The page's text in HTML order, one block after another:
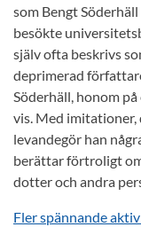
som Bengt
besökte
själv ofta beskrivs
deprimerad
Söderhäll, honom
vis. Med imitationer,
levandegör han
berättar förtroligt
dotter och andra
Fler spännande